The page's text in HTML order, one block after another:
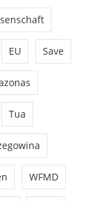
EU Save
Tua
WFMD